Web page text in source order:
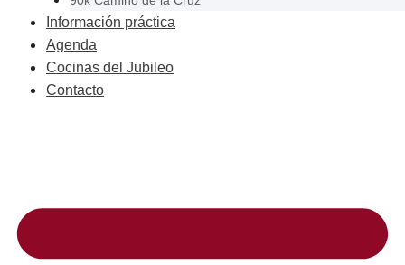
Información práctica
Agenda
Cocinas del Jubileo
Contacto